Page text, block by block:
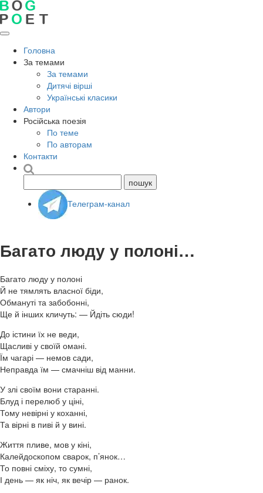
Головна
За темами
За темами
Дитячі вірші
Українські класики
Автори
Російська поезія
По теме
По авторам
Контакти
Телеграм-канал
Багато люду у полоні…
Багато люду у полоні
Й не тямлять власної біди,
Обмануті та забобонні,
Ще й інших кличуть: — Йдіть сюди!
До істини їх не веди,
Щасливі у своїй омані.
Їм чагарі — немов сади,
Неправда їм — смачніш від манни.
У злі своїм вони старанні.
Блуд і перелюб у ціні,
Тому невірні у коханні,
Та вірні в пиві й у вині.
Життя пливе, мов у кіні,
Калейдоскопом сварок, п’янок…
То повні сміху, то сумні,
І день — як ніч, як вечір — ранок.